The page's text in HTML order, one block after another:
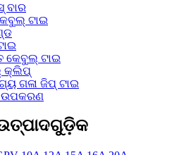
ବାର
ଟାଇ
ଟାଇ
କ୍ଲିପ୍
ଗଳା ଜିପ୍ ଟାଇ
ଉପକରଣ